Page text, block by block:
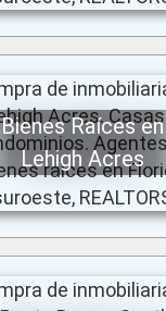
Bienes Raíces en
Lehigh Acres